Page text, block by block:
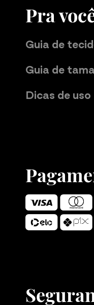
Pra
Guia de
Guia de
Dicas de uso